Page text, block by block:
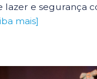
lazer e segurança
mais]